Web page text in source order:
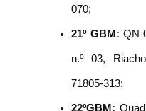
070;
21º GBM: QN
n.º 03,
71805-313;
22ºGBM: